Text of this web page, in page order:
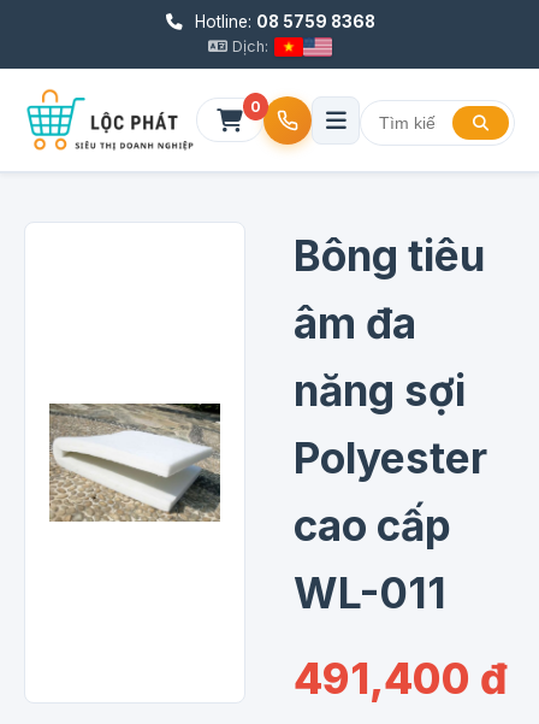
Hotline: 08 5759 8368
Dịch:
0
Bông tiêu
âm đa
năng sợi
Polyester
cao cấp
WL-011
491,400 đ